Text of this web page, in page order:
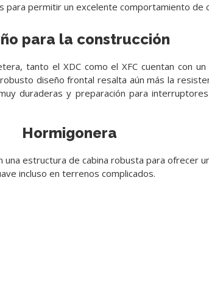
permitir un excelente comportamiento de
para la construcción
tanto el XDC como el XFC cuentan con
diseño frontal resalta aún más la
duraderas y preparación para
Hormigonera
una estructura de cabina robusta para ofrecer
incluso en terrenos complicados.